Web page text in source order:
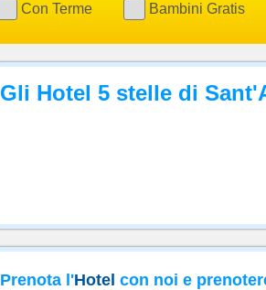
Con Terme Bambini Gratis
Gli Hotel 5 stelle di
Prenota l'Hotel con noi e